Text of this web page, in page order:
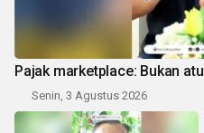
Pajak marketplace: Bukan
Senin, 3 Agustus 2026